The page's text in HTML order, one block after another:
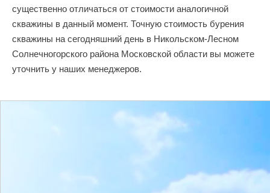
существенно отличаться от стоимости аналогичной
скважины в данный момент. Точную стоимость бурения
скважины на сегодняшний день в Никольском-Лесном
Солнечногорского района Московской области вы можете
уточнить у наших менеджеров.